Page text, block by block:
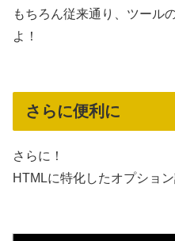
もちろん従来通り、ツール
よ！
さらに便利に
さらに！
HTMLに特化したオプショ